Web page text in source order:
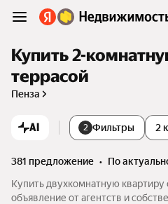
Купить 2-
террасой
Пенза
AI 2 Фильтры 2
381 предложение •
по
Купить двухкомнатную квартиру
объявление от агентств и